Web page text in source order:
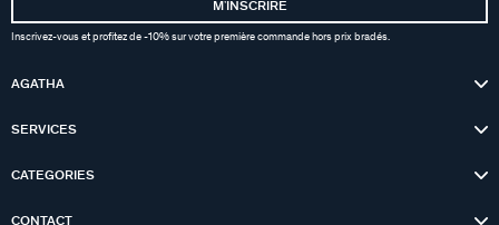
MʼINSCRIRE
Inscrivez-vous et profitez de -10% sur votre première commande hors prix bradés.
AGATHA
SERVICES
CATEGORIES
CONTACT